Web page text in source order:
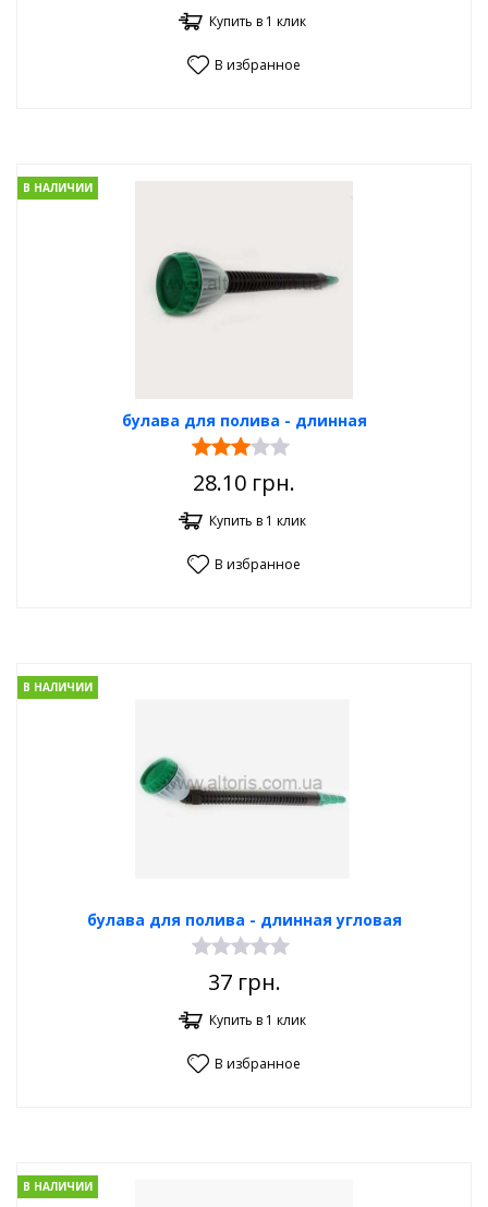
Купить в 1 клик
В избранное
булава для полива - длинная
В НАЛИЧИИ
28.10 грн.
Купить в 1 клик
В избранное
булава для полива - длинная угловая
В НАЛИЧИИ
37грн.
Купить в 1 клик
В избранное
В НАЛИЧИИ